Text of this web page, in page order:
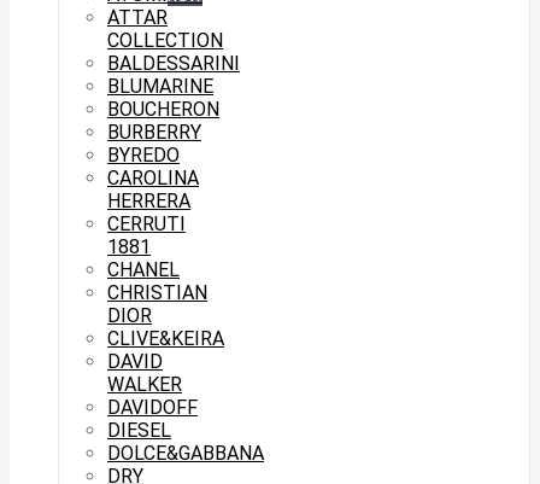
ATTAR
COLLECTION
BALDESSARINI
BLUMARINE
BOUCHERON
BURBERRY
BYREDO
CAROLINA
HERRERA
CERRUTI
1881
CHANEL
CHRISTIAN
DIOR
CLIVE&KEIRA
DAVID
WALKER
DAVIDOFF
DIESEL
DOLCE&GABBANA
DRY